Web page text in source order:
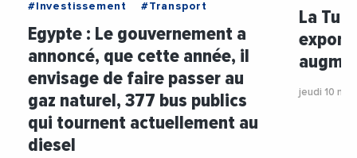
#Investissement
#Transport
Egypte : Le gouvernement a
annoncé, que cette année, il
envisage de faire passer au
gaz naturel, 377 bus publics
qui tournent actuellement au
diesel
La
jeudi 10